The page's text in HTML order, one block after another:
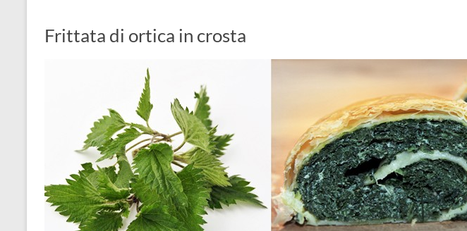
Frittata di ortica in crosta